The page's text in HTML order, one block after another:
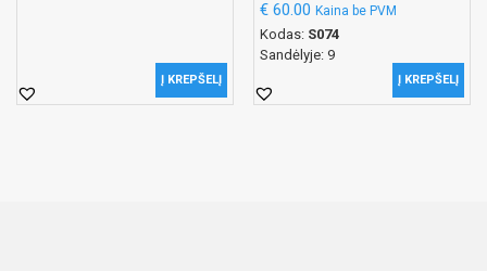
Į KREPŠELĮ
€ 60.00 Kaina be PVM
Kodas: S074
Sandėlyje: 9
Į KREPŠELĮ